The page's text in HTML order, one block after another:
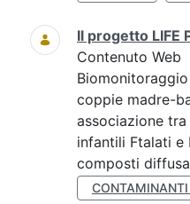
Il progetto LIFE
Contenuto Web
coppie madre-
associazione
infantili Ftalati e
composti